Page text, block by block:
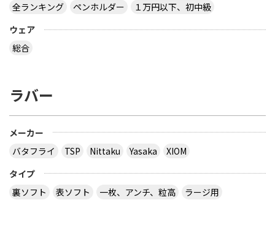
http://table-tennis.ocnk.net/ こちらでユニフォー
おうと思っているのは Li-Ning リーニン 中国代表ユ
３月２８日～島根県で行われた全国中学選抜卓球大
会で販売されていた 背面に「loved table
tennis~」と書かれたデザインTシャツ どこで購入
全ランキング
ペンホルダー
１万円以下、初中級
ウェア
総合
ラバー
メーカー
バタフライ
TSP Nittaku Yasaka
XIOM
タイプ
裏ソフト
表ソフト 一枚、アンチ、粒高 ラージ用